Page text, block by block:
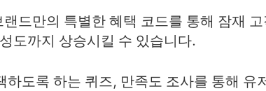
랜드만의 특별한 혜택 코드를 통해 잠재
도까지 상승시킬 수 있습니다.
하도록 하는 퀴즈, 만족도 조사를 통해 유